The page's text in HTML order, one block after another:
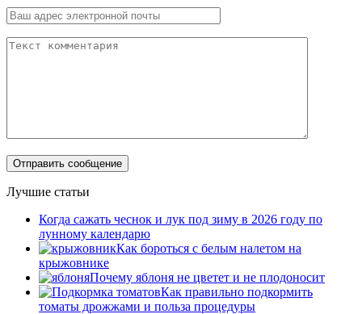
Лучшие статьи
Когда сажать чеснок и лук под зиму в 2026 году по
лунному календарю
Как бороться с белым налетом на
крыжовнике
Почему яблоня не цветет и не плодоносит
Как правильно подкормить
томаты дрожжами и польза процедуры